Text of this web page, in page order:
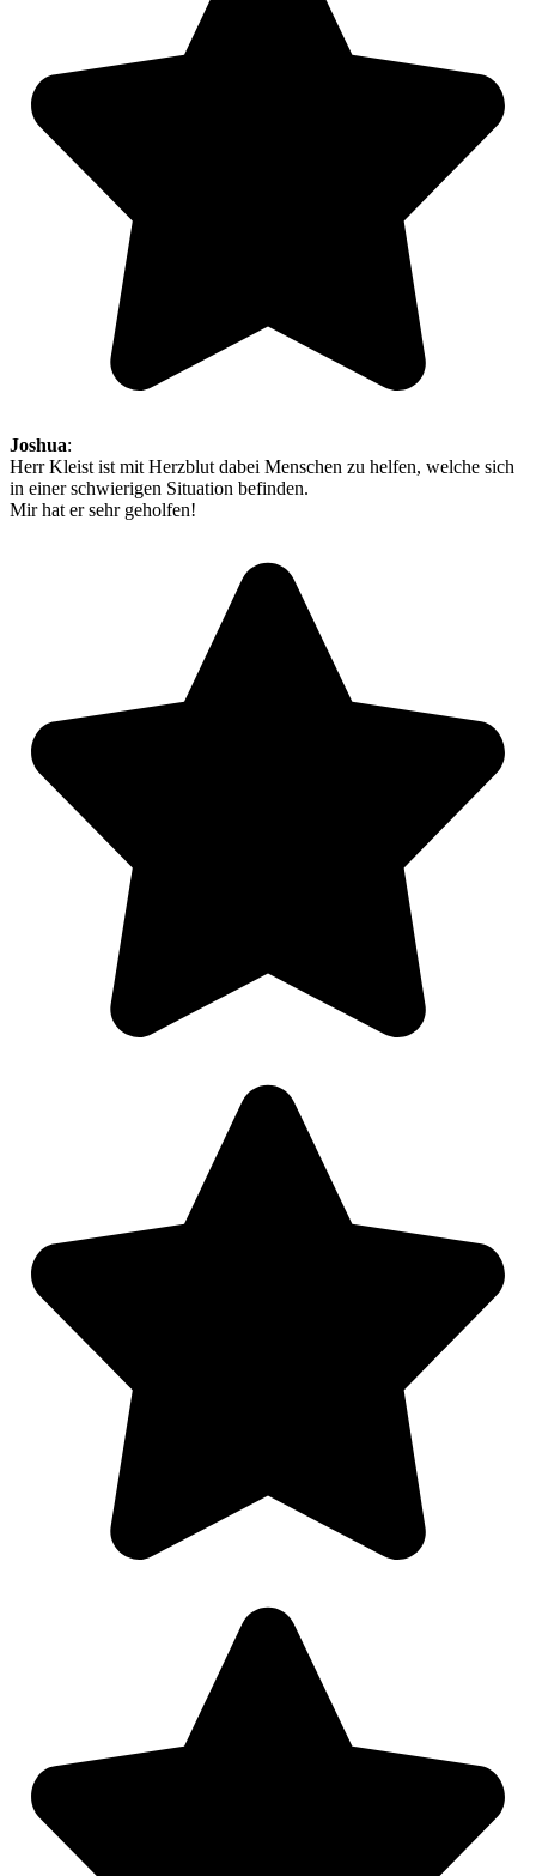
Joshua:
Herr Kleist ist mit Herzblut dabei Menschen zu helfen, welche sich
in einer schwierigen Situation befinden.
Mir hat er sehr geholfen!